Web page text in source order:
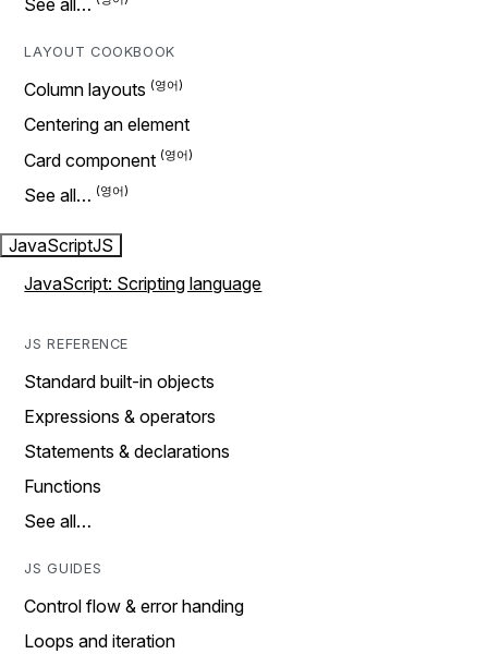
LAYOUT COOKBOOK
Column layouts
Centering an element
Card component
See all…
JavaScriptJS
JavaScript: Scripting language
JS REFERENCE
Standard built-in objects
Expressions & operators
Statements & declarations
Functions
See all…
JS GUIDES
Control flow & error handing
Loops and iteration